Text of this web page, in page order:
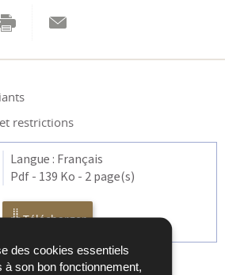
des cookies essentiels
à son bon fonctionnement,
restrictions
Langue : Français
Pdf - 139 Ko - 2 page(s)
Télécharger